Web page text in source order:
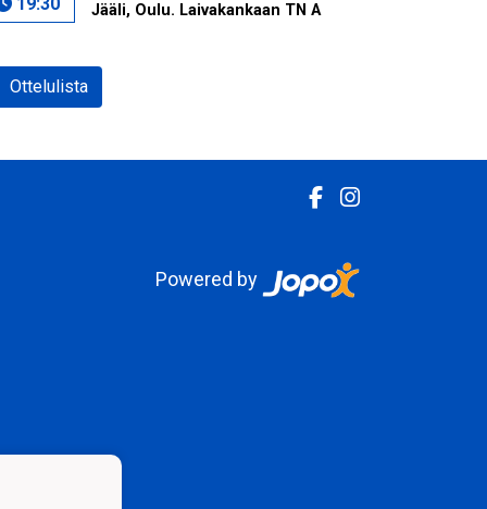
Jääli, Oulu. Laivakankaan TN A
Ottelulista
Powered by